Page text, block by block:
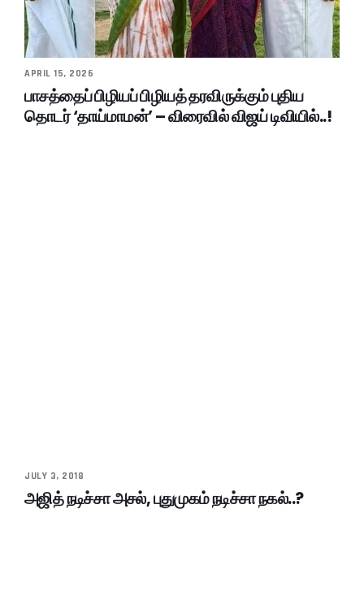
APRIL 15, 2026
பாசத்தைப் பிழியப் பிழியத் தரவிருக்கும் புதிய
தொடர் ‘தாய்மாமன்’ – விரைவில் விஜய் டிவியில்..!
JULY 3, 2018
அஜித் நடிச்சா அசல், புதுமுகம் நடிச்சா நகல்..?